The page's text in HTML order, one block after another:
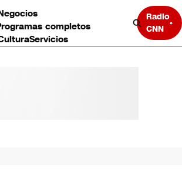
completos
Servicios
Radio
CNN